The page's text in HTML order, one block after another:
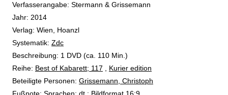
Verfasserangabe: Stermann & Grissemann
Jahr: 2014
Verlag: Wien, Hoanzl
opens in new tab
Diesen Link in neuem Tab öffnen
Systematik: Suche nach dieser Systematik
Zdc
Suche nach diesem Interessenskreis
Beschreibung: 1 DVD (ca. 110 Min.)
Reihe: Best of Kabarett; 117
Kurier edition
Beteiligte Personen: Suche nach dieser Beteiligten Person
Grissemann, Christoph